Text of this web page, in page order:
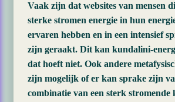
Vaak zijn dat websites van mensen
sterke stromen energie in hun
ervaren hebben en in een intensief
zijn geraakt. Dit kan kundalini-
dat hoeft niet. Ook andere
zijn mogelijk of er kan sprake zijn
combinatie van een sterk